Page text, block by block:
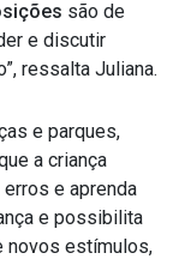
são de
e discutir
ressalta Juliana.
e parques,
a criança
e aprenda
e possibilita
novos estímulos,